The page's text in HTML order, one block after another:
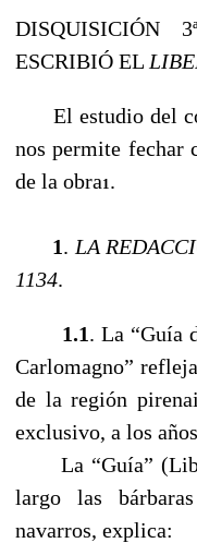
DISQUISICIÓN
ESCRIBIÓ EL
El estudio del
nos permite fechar
de la obra1 .
1. LA
1134.
1.1. La “Guía
Carlomagno”
de la región
exclusivo, a los
La “Guía” (Lib.
largo las
navarros, explica: